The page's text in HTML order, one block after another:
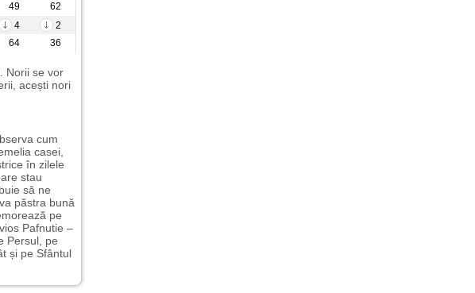
49
62
4
2
64 36
Norii se vor
acești nori
cum
casei,
în zilele
stau
să ne
păstra bună
pe
Pafnutie –
Persul, pe
și pe Sfântul